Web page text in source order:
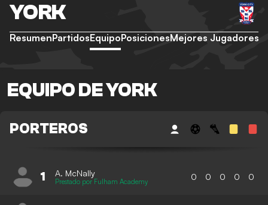
YORK
ResumenPartidosEquipoPosicionesMejores Jugadores
EQUIPO DE YORK
PORTEROS
1 A. McNally
Prestado por Fulham Academy 0 0 0 0 0